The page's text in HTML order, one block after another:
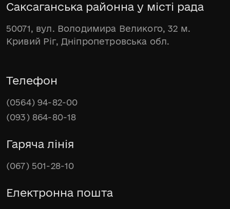
Саксаганська районна у місті рада
50071, вул. Володимира Великого, 32 м.
Кривий Ріг, Дніпропетровська обл.
Телефон
(0564) 94-82-00
(093) 864-80-18
Гаряча лінія
(067) 501-28-10
Електронна пошта